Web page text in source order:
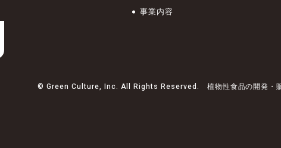
事業内容
© Green Culture, Inc. All Rights Reserved. 植物性食品の開発・